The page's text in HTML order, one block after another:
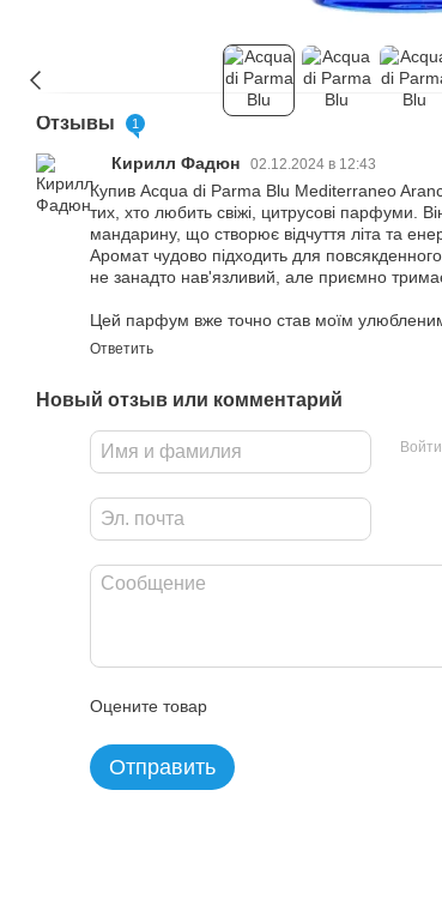
Отзывы 1
Кирилл Фадюн 02.12.2024 в 12:43
Купив Acqua di Parma Blu Mediterraneo
тих, хто любить свіжі, цитрусові парфуми.
мандарину, що створює відчуття літа та
Аромат чудово підходить для
не занадто нав'язливий, але приємно
Цей парфум вже точно став моїм улюбленим
Ответить
Новый отзыв или комментарий
Оцените товар
Отправить